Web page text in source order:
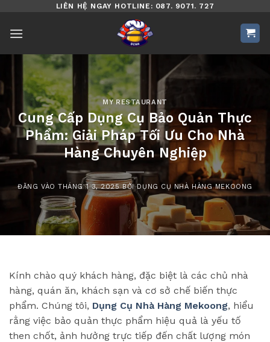
nội
dung
LIÊN HỆ NGAY HOTLINE: 087. 9071. 727
MY RESTAURANT
Cung Cấp Dụng Cụ Bảo Quản Thực
Phẩm: Giải Pháp Tối Ưu Cho Nhà
Hàng Chuyên Nghiệp
ĐĂNG VÀOTHÁNG 1 3, 2025 BỞIDỤNG CỤ NHÀ HÀNG MEKOONG
Kính chào quý khách hàng, đặc biệt là các chủ nhà
hàng, quán ăn, khách sạn và cơ sở chế biến thực
phẩm. Chúng tôi, Dụng Cụ Nhà Hàng Mekoong, hiểu
rằng việc bảo quản thực phẩm hiệu quả là yếu tố
then chốt, ảnh hưởng trực tiếp đến chất lượng món